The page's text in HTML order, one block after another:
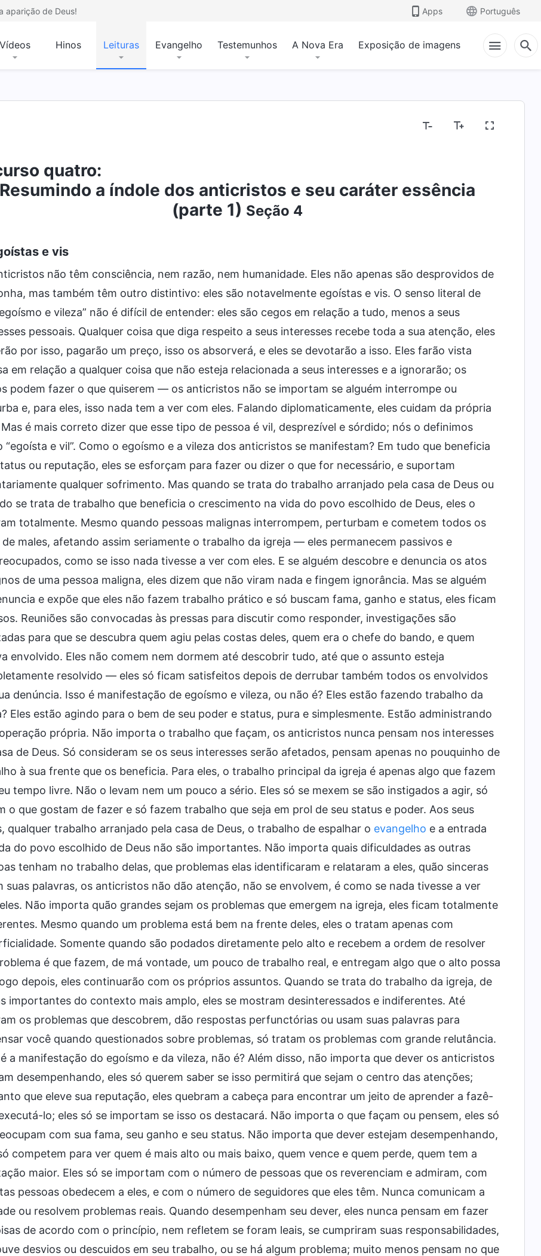
aparição de Deus! Apps Português
Vídeos Hinos Leituras Evangelho Testemunhos A Nova Era Exposição de imagens
quatro:
Resumindo a índole dos anticristos e seu caráter essência
(parte 1) Seção 4
e vis
não têm consciência, nem razão, nem humanidade. Eles não apenas são desprovidos de
mas também têm outro distintivo: eles são notavelmente egoístas e vis. O senso literal de
e vileza” não é difícil de entender: eles são cegos em relação a tudo, menos a seus
pessoais. Qualquer coisa que diga respeito a seus interesses recebe toda a sua atenção, eles
por isso, pagarão um preço, isso os absorverá, e eles se devotarão a isso. Eles farão vista
em relação a qualquer coisa que não esteja relacionada a seus interesses e a ignorarão; os
podem fazer o que quiserem — os anticristos não se importam se alguém interrompe ou
e, para eles, isso nada tem a ver com eles. Falando diplomaticamente, eles cuidam da própria
é mais correto dizer que esse tipo de pessoa é vil, desprezível e sórdido; nós o definimos
“egoísta e vil”. Como o egoísmo e a vileza dos anticristos se manifestam? Em tudo que beneficia
ou reputação, eles se esforçam para fazer ou dizer o que for necessário, e suportam
qualquer sofrimento. Mas quando se trata do trabalho arranjado pela casa de Deus ou
se trata de trabalho que beneficia o crescimento na vida do povo escolhido de Deus, eles o
totalmente. Mesmo quando pessoas malignas interrompem, perturbam e cometem todos os
males, afetando assim seriamente o trabalho da igreja — eles permanecem passivos e
como se isso nada tivesse a ver com eles. E se alguém descobre e denuncia os atos
de uma pessoa maligna, eles dizem que não viram nada e fingem ignorância. Mas se alguém
e expõe que eles não fazem trabalho prático e só buscam fama, ganho e status, eles ficam
Reuniões são convocadas às pressas para discutir como responder, investigações são
para que se descubra quem agiu pelas costas deles, quem era o chefe do bando, e quem
envolvido. Eles não comem nem dormem até descobrir tudo, até que o assunto esteja
resolvido — eles só ficam satisfeitos depois de derrubar também todos os envolvidos
denúncia. Isso é manifestação de egoísmo e vileza, ou não é? Eles estão fazendo trabalho da
Eles estão agindo para o bem de seu poder e status, pura e simplesmente. Estão administrando
própria. Não importa o trabalho que façam, os anticristos nunca pensam nos interesses
de Deus. Só consideram se os seus interesses serão afetados, pensam apenas no pouquinho de
à sua frente que os beneficia. Para eles, o trabalho principal da igreja é apenas algo que fazem
tempo livre. Não o levam nem um pouco a sério. Eles só se mexem se são instigados a agir, só
o que gostam de fazer e só fazem trabalho que seja em prol de seu status e poder. Aos seus
qualquer trabalho arranjado pela casa de Deus, o trabalho de espalhar o evangelho e a entrada
do povo escolhido de Deus não são importantes. Não importa quais dificuldades as outras
tenham no trabalho delas, que problemas elas identificaram e relataram a eles, quão sinceras
suas palavras, os anticristos não dão atenção, não se envolvem, é como se nada tivesse a ver
Não importa quão grandes sejam os problemas que emergem na igreja, eles ficam totalmente
Mesmo quando um problema está bem na frente deles, eles o tratam apenas com
Somente quando são podados diretamente pelo alto e recebem a ordem de resolver
é que fazem, de má vontade, um pouco de trabalho real, e entregam algo que o alto possa
depois, eles continuarão com os próprios assuntos. Quando se trata do trabalho da igreja, de
importantes do contexto mais amplo, eles se mostram desinteressados e indiferentes. Até
os problemas que descobrem, dão respostas perfunctórias ou usam suas palavras para
você quando questionados sobre problemas, só tratam os problemas com grande relutância.
é a manifestação do egoísmo e da vileza, não é? Além disso, não importa que dever os anticristos
desempenhando, eles só querem saber se isso permitirá que sejam o centro das atenções;
que eleve sua reputação, eles quebram a cabeça para encontrar um jeito de aprender a fazê-
lo; eles só se importam se isso os destacará. Não importa o que façam ou pensem, eles só
com sua fama, seu ganho e seu status. Não importa que dever estejam desempenhando,
competem para ver quem é mais alto ou mais baixo, quem vence e quem perde, quem tem a
maior. Eles só se importam com o número de pessoas que os reverenciam e admiram, com
pessoas obedecem a eles, e com o número de seguidores que eles têm. Nunca comunicam a
ou resolvem problemas reais. Quando desempenham seu dever, eles nunca pensam em fazer
de acordo com o princípio, nem refletem se foram leais, se cumpriram suas responsabilidades,
desvios ou descuidos em seu trabalho, ou se há algum problema; muito menos pensam no que